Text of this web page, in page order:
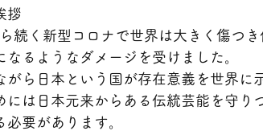
拶
続く新型コロナで世界は大きく傷つき
なるようなダメージを受けました。
ら日本という国が存在意義を世界に
には日本元来からある伝統芸能を守り
必要があります。